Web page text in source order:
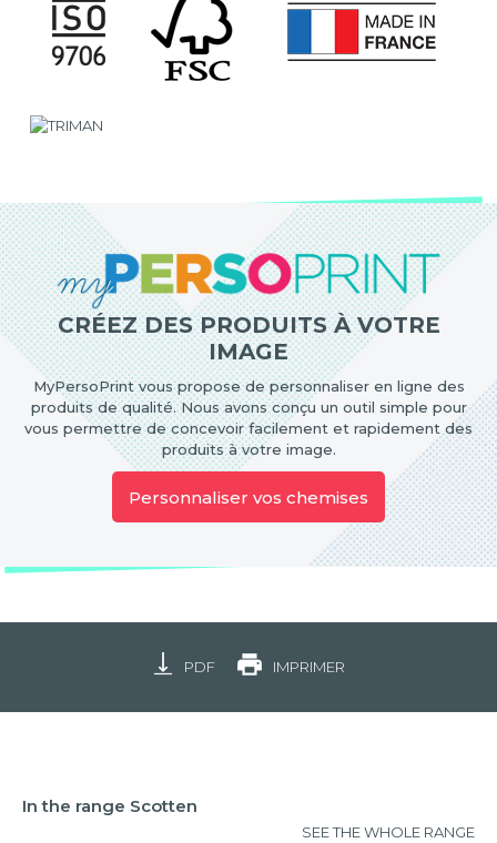
CRÉEZ DES PRODUITS À VOTRE
IMAGE
MyPersoPrint vous propose de personnaliser en ligne des
produits de qualité. Nous avons conçu un outil simple pour
vous permettre de concevoir facilement et rapidement des
produits à votre image.
Personnaliser vos chemises
PDF IMPRIMER
In the range Scotten
SEE THE WHOLE RANGE